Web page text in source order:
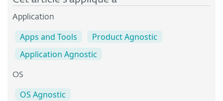
Application
Apps and Tools
Product Agnostic
Application Agnostic
OS
OS Agnostic